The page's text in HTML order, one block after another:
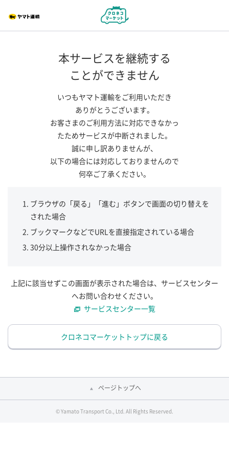
本サービスを継続する
ことができません
いつもヤマト運輸をご利用いただき
ありがとうございます。
お客さまのご利用方法に対応できなかっ
たためサービスが中断されました。
誠に申し訳ありませんが、
以下の場合には対応しておりませんので
何卒ご了承ください。
ブラウザの「戻る」「進む」ボタンで画面の切り替えを
された場合
ブックマークなどでURLを直接指定されている場合
30分以上操作されなかった場合
上記に該当せずこの画面が表示された場合は、サービスセンター
へお問い合わせください。
サービスセンター一覧
クロネコマーケットトップに戻る
ページトップへ
© Yamato Transport Co., Ltd. All Rights Reserved.